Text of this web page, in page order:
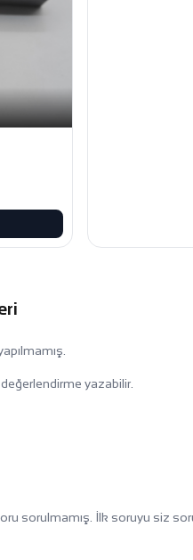
yazabilir.
sorulmamış. İlk soruyu siz